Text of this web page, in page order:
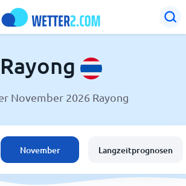
Rayong
November 2026 Rayong
November Langzeitprognosen